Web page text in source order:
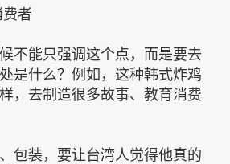
者
不能只强调这个点，而是要去
是什么？例如，这种韩式炸鸡
，去制造很多故事、教育消费
包装，要让台湾人觉得他真的